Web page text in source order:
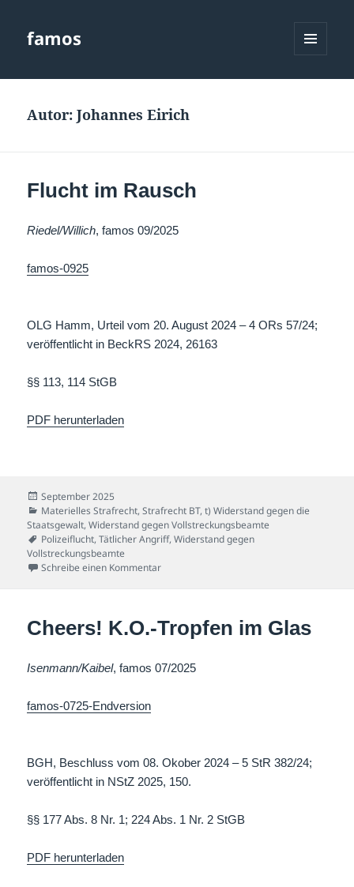
famos
Autor:Johannes Eirich
Flucht im Rausch
Riedel/Willich, famos 09/2025
famos-0925
OLG Hamm, Urteil vom 20. August 2024 – 4 ORs 57/24;
veröffentlicht in BeckRS 2024, 26163
§§ 113, 114 StGB
PDF herunterladen
Veröffentlicht
am
September 2025
Kategorien
Materielles Strafrecht,Strafrecht BT,t) Widerstand gegen die
Staatsgewalt,Widerstand gegen Vollstreckungsbeamte
Schlagwörter
Polizeiflucht,Tätlicher Angriff,Widerstand gegen
Vollstreckungsbeamte
Schreibe einen Kommentarzu Flucht im Rausch
Cheers! K.O.-Tropfen im Glas
Isenmann/Kaibel, famos 07/2025
famos-0725-Endversion
BGH, Beschluss vom 08. Okober 2024 – 5 StR 382/24;
veröffentlicht in NStZ 2025, 150.
§§ 177 Abs. 8 Nr. 1; 224 Abs. 1 Nr. 2 StGB
PDF herunterladen